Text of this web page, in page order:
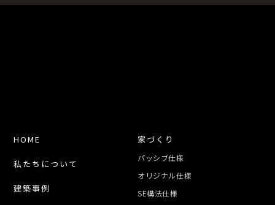
HOME
私たちについて
建築事例
家づくり
パッシブ仕様
オリジナル仕様
SE構法仕様